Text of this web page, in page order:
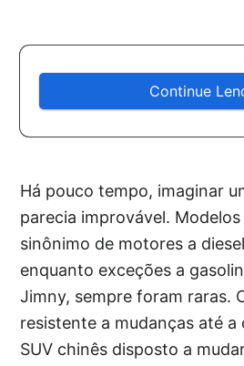
Continue
Há pouco tempo, imaginar
parecia improvável.
sinônimo de motores a
enquanto exceções a
Jimny, sempre foram raras.
resistente a mudanças até a
SUV chinês disposto a